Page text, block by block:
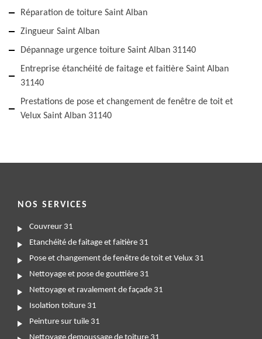
Réparation de toiture Saint Alban
Zingueur Saint Alban
Dépannage urgence toiture Saint Alban 31140
Entreprise étanchéité de faitage et faitière Saint Alban
31140
Prestations de pose et changement de fenêtre de toit et
Velux Saint Alban 31140
NOS SERVICES
Couvreur 31
Etanchéité de faitage et faitière 31
Pose et changement de fenêtre de toit et Velux 31
Nettoyage et pose de gouttière 31
Nettoyage et ravalement de façade 31
Isolation toiture 31
Peinture sur tuile 31